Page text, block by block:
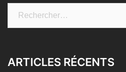
ARTICLES RÉCENTS